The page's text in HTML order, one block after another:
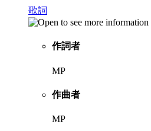
歌詞
作詞者
MP
作曲者
MP